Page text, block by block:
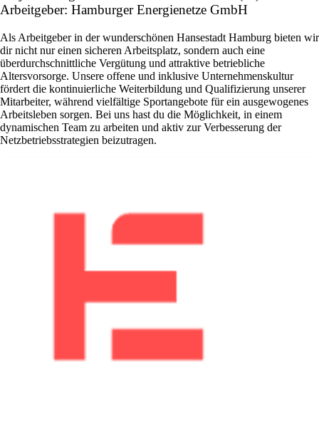
Arbeitgeber: Hamburger Energienetze GmbH
Als Arbeitgeber in der wunderschönen Hansestadt Hamburg bieten wir
dir nicht nur einen sicheren Arbeitsplatz, sondern auch eine
überdurchschnittliche Vergütung und attraktive betriebliche
Altersvorsorge. Unsere offene und inklusive Unternehmenskultur
fördert die kontinuierliche Weiterbildung und Qualifizierung unserer
Mitarbeiter, während vielfältige Sportangebote für ein ausgewogenes
Arbeitsleben sorgen. Bei uns hast du die Möglichkeit, in einem
dynamischen Team zu arbeiten und aktiv zur Verbesserung der
Netzbetriebsstrategien beizutragen.